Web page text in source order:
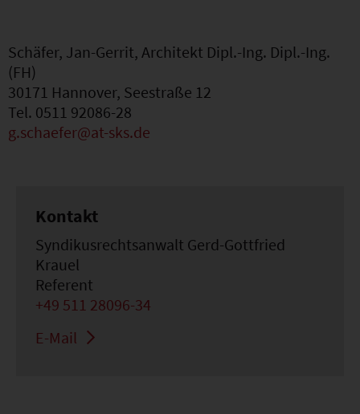
Schäfer, Jan-Gerrit, Architekt Dipl.-Ing. Dipl.-Ing.
(FH)
30171 Hannover, Seestraße 12
Tel. 0511 92086-28
g.schaefer@at-sks.de
Kontakt
Syndikusrechtsanwalt Gerd-Gottfried
Krauel
Referent
+49 511 28096-34
E-Mail